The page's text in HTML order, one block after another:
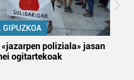
GIPUZKOA
poliziala» jasan
ogitartekoak